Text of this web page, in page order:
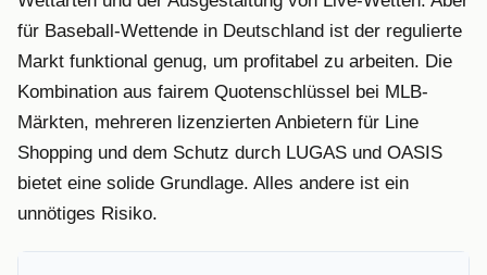
für Baseball-Wettende in Deutschland ist der regulierte
Markt funktional genug, um profitabel zu arbeiten. Die
Kombination aus fairem Quotenschlüssel bei MLB-
Märkten, mehreren lizenzierten Anbietern für Line
Shopping und dem Schutz durch LUGAS und OASIS
bietet eine solide Grundlage. Alles andere ist ein
unnötiges Risiko.